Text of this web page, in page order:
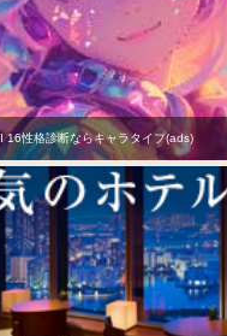
16性格診断ならキャラタイプ(ads)